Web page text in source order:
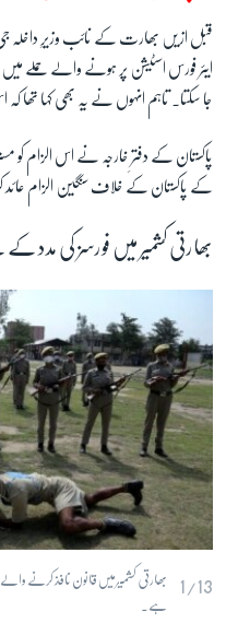
قبل ازیں بھارت کے نائب وزیرِ داخلہ
ایئر فورس اسٹیشن پر ہونے والے حملے میں
جا سکتا۔ تاہم انہوں نے یہ بھی کہا تھا
پاکستان کے دفترِ خارجہ نے اس الزام کو
کے پاکستان کے خلاف سنگین الزام عائد
بھارتی کشمیر میں فورسز کی مدد
1/13 بھارتی کشمیر میں قانون نافذ کرنے
ہے۔